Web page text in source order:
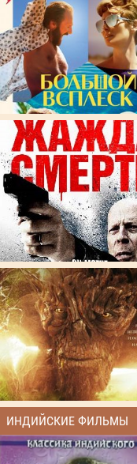
ИНДИЙСКИЕ ФИЛЬМЫ